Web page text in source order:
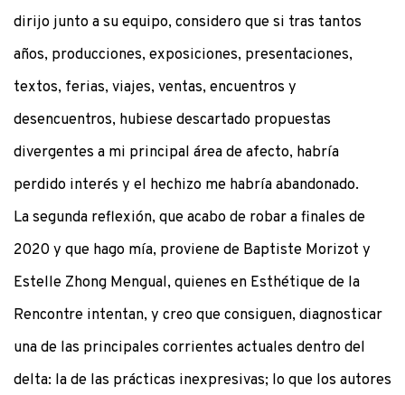
dirijo junto a su equipo, considero que si tras tantos
años, producciones, exposiciones, presentaciones,
textos, ferias, viajes, ventas, encuentros y
desencuentros, hubiese descartado propuestas
divergentes a mi principal área de afecto, habría
perdido interés y el hechizo me habría abandonado.
La segunda reflexión, que acabo de robar a finales de
2020 y que hago mía, proviene de Baptiste Morizot y
Estelle Zhong Mengual, quienes en Esthétique de la
Rencontre intentan, y creo que consiguen, diagnosticar
una de las principales corrientes actuales dentro del
delta: la de las prácticas inexpresivas; lo que los autores